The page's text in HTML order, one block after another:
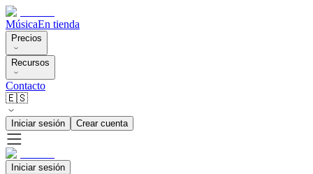
MúsicaEn tienda
Precios
Recursos
Contacto
🇪🇸
Iniciar sesión Crear cuenta
Iniciar sesión